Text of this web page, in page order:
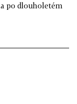
po dlouholetém